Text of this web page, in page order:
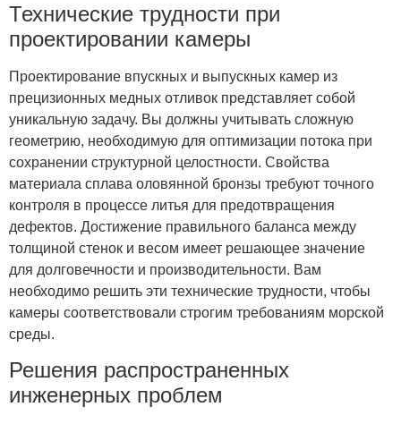
Технические трудности при
проектировании камеры
Проектирование впускных и выпускных камер из
прецизионных медных отливок представляет собой
уникальную задачу. Вы должны учитывать сложную
геометрию, необходимую для оптимизации потока при
сохранении структурной целостности. Свойства
материала сплава оловянной бронзы требуют точного
контроля в процессе литья для предотвращения
дефектов. Достижение правильного баланса между
толщиной стенок и весом имеет решающее значение
для долговечности и производительности. Вам
необходимо решить эти технические трудности, чтобы
камеры соответствовали строгим требованиям морской
среды.
Решения распространенных
инженерных проблем